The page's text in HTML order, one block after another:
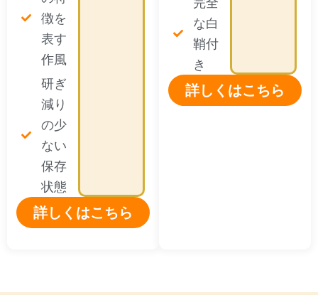
徴を
表す
作風
研ぎ
減り
の少
ない
保存
状態
詳しくはこちら
な白
鞘付
き
詳しくはこちら